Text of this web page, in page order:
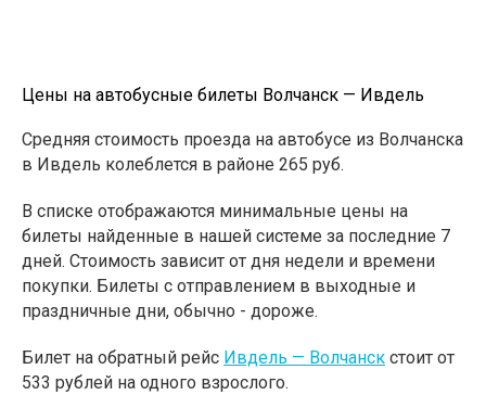
Цены на автобусные билеты Волчанск — Ивдель
Средняя стоимость проезда на автобусе из Волчанска
в Ивдель колеблется в районе 265 руб.
В списке отображаются минимальные цены на
билеты найденные в нашей системе за последние 7
дней. Стоимость зависит от дня недели и времени
покупки. Билеты с отправлением в выходные и
праздничные дни, обычно - дороже.
Билет на обратный рейс Ивдель — Волчанск стоит от
533 рублей на одного взрослого.